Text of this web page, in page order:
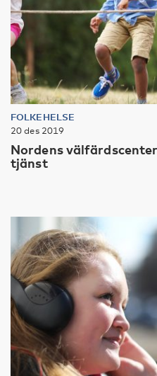
FOLKEHELSE
20 des 2019
Nordens
tjänst